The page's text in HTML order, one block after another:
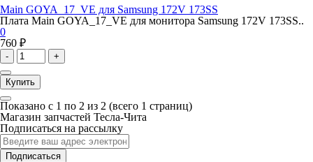
Main GOYA_17_VE для Samsung 172V 173SS
Плата Main GOYA_17_VE для монитора Samsung 172V 173SS..
0
760 ₽
- +
Купить
Показано с 1 по 2 из 2 (всего 1 страниц)
Магазин запчастей Тесла-Чита
Подписаться на рассылку
Подписаться